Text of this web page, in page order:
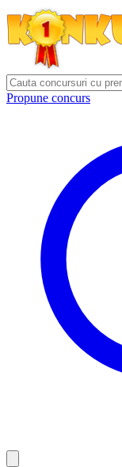
Propune concurs